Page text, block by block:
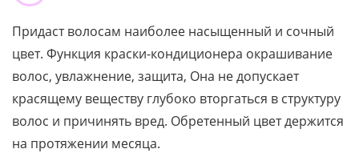
Придаст волосам наиболее насыщенный и сочный
цвет. Функция краски-кондиционера окрашивание
волос, увлажнение, защита, Она не допускает
красящему веществу глубоко вторгаться в структуру
волос и причинять вред. Обретенный цвет держится
на протяжении месяца.